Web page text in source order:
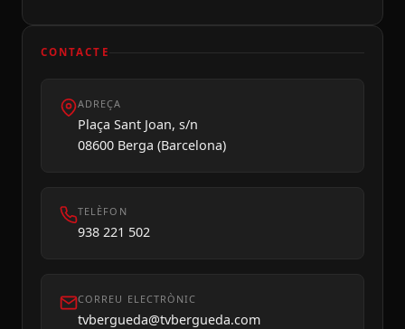
CONTACTE
ADREÇA
Plaça Sant Joan, s/n
08600 Berga (Barcelona)
TELÈFON
938 221 502
CORREU ELECTRÒNIC
tvbergueda@tvbergueda.com